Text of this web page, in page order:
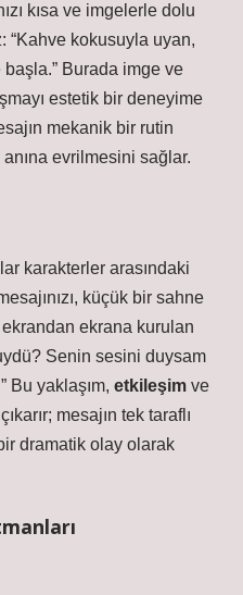
kısa ve imgelerle dolu
“Kahve kokusuyla uyan,
Burada imge ve
estetik bir deneyime
mekanik bir rutin
anına evrilmesini sağlar.
karakterler arasındaki
küçük bir sahne
ekrana kurulan
Senin sesini duysam
Bu yaklaşım, etkileşim ve
mesajın tek taraflı
dramatik olay olarak